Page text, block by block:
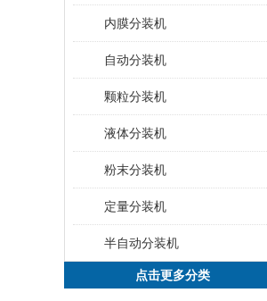
内膜分装机
自动分装机
颗粒分装机
液体分装机
粉末分装机
定量分装机
半自动分装机
点击更多分类